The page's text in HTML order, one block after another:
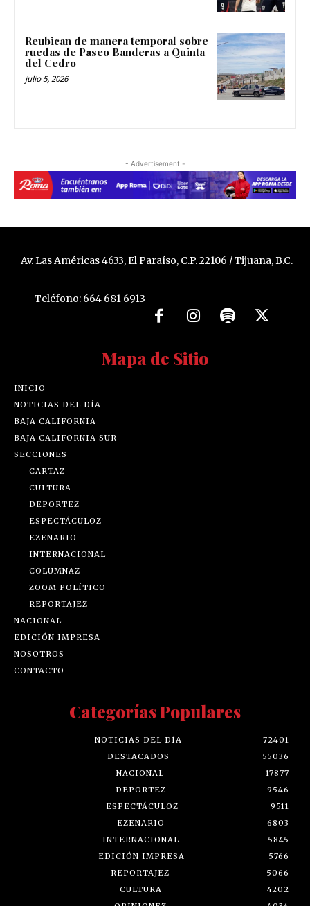
Reubican de manera temporal sobre
ruedas de Paseo Banderas a Quinta
del Cedro
julio 5, 2026
- Advertisement -
Av. Las Américas 4633, El Paraíso, C.P. 22106 / Tijuana, B.C.
Teléfono: 664 681 6913
Mapa de Sitio
INICIO
NOTICIAS DEL DÍA
BAJA CALIFORNIA
BAJA CALIFORNIA SUR
SECCIONES
CARTAZ
CULTURA
DEPORTEZ
ESPECTÁCULOZ
EZENARIO
INTERNACIONAL
COLUMNAZ
ZOOM POLÍTICO
REPORTAJEZ
NACIONAL
EDICIÓN IMPRESA
NOSOTROS
CONTACTO
Categorías Populares
NOTICIAS DEL DÍA
72401
DESTACADOS
55036
NACIONAL
17877
DEPORTEZ
9546
ESPECTÁCULOZ
9511
EZENARIO
6803
INTERNACIONAL
5845
EDICIÓN IMPRESA
5766
REPORTAJEZ
5066
CULTURA
4202